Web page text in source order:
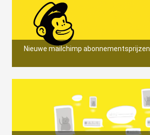
Nieuwe mailchimp abonnementsprijzen